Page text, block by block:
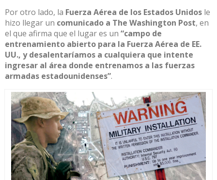
Por otro lado, la Fuerza Aérea de los Estados Unidos le
hizo llegar un comunicado a The Washington Post, en
el que afirma que el lugar es un “campo de
entrenamiento abierto para la Fuerza Aérea de EE.
UU., y desalentaríamos a cualquiera que intente
ingresar al área donde entrenamos a las fuerzas
armadas estadounidenses”.